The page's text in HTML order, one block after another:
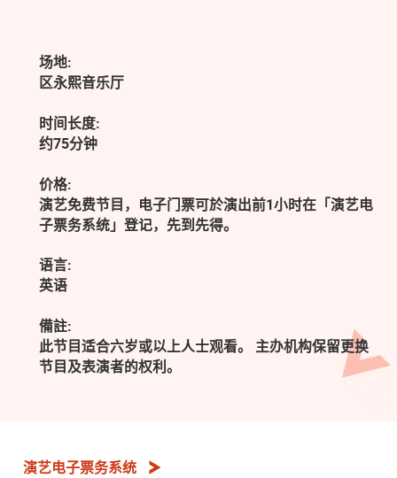
场地:
区永熙音乐厅
时间长度:
约75分钟
价格:
演艺免费节目，电子门票可於演出前1小时在「演艺电
子票务系统」登记，先到先得。
语言:
英语
備註:
此节目适合六岁或以上人士观看。 主办机构保留更换
节目及表演者的权利。
演艺电子票务系统